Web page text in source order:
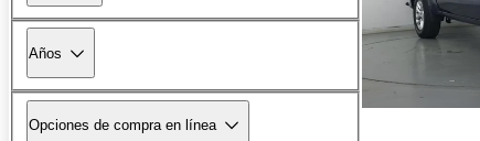
Años
Opciones de compra en línea